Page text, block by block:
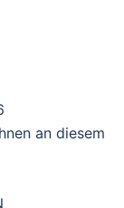
an diesem